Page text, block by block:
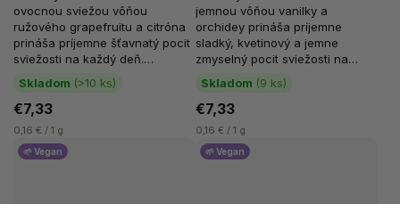
Skladom (>10 ks)
€7,33
0,16 € / 1 g
ovocnou sviežou vôňou
ružového grapefruitu a citróna
prináša príjemne šťavnatý pocit
sviežosti na každý deň.
Obsahuje jedlú sódu, ktorá
pomáha...
Skladom (9 ks)
€7,33
0,16 € / 1 g
jemnou vôňou vanilky a
orchidey prináša príjemne
sladký, kvetinový a jemne
zmyselný pocit sviežosti na
každý deň. Obsahuje jedlú
sódu, ktorá...
🌱 Vegan 🌱 Vegan